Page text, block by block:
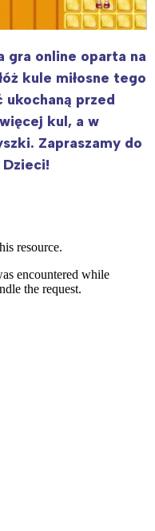
gra online oparta na
kule miłosne tego
ukochaną przed
kul, a w
Zapraszamy do